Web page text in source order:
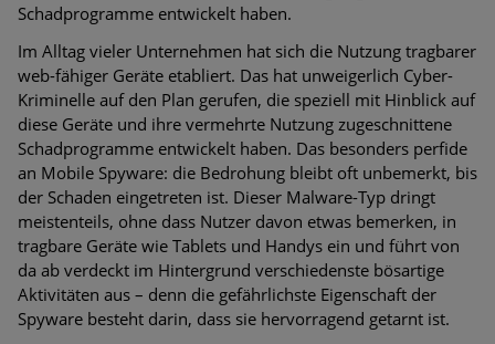
Schadprogramme entwickelt haben.
Im Alltag vieler Unternehmen hat sich die Nutzung tragbarer
web-fähiger Geräte etabliert. Das hat unweigerlich Cyber-
Kriminelle auf den Plan gerufen, die speziell mit Hinblick auf
diese Geräte und ihre vermehrte Nutzung zugeschnittene
Schadprogramme entwickelt haben. Das besonders perfide
an Mobile Spyware: die Bedrohung bleibt oft unbemerkt, bis
der Schaden eingetreten ist. Dieser Malware-Typ dringt
meistenteils, ohne dass Nutzer davon etwas bemerken, in
tragbare Geräte wie Tablets und Handys ein und führt von
da ab verdeckt im Hintergrund verschiedenste bösartige
Aktivitäten aus – denn die gefährlichste Eigenschaft der
Spyware besteht darin, dass sie hervorragend getarnt ist.